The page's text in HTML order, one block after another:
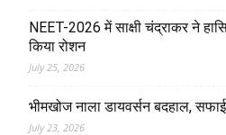
NEET-2026 में साक्षी चंद्राकर ने
किया रोशन
July 25, 2026
भीमखोज नाला डायवर्सन बदहाल,
July 23, 2026